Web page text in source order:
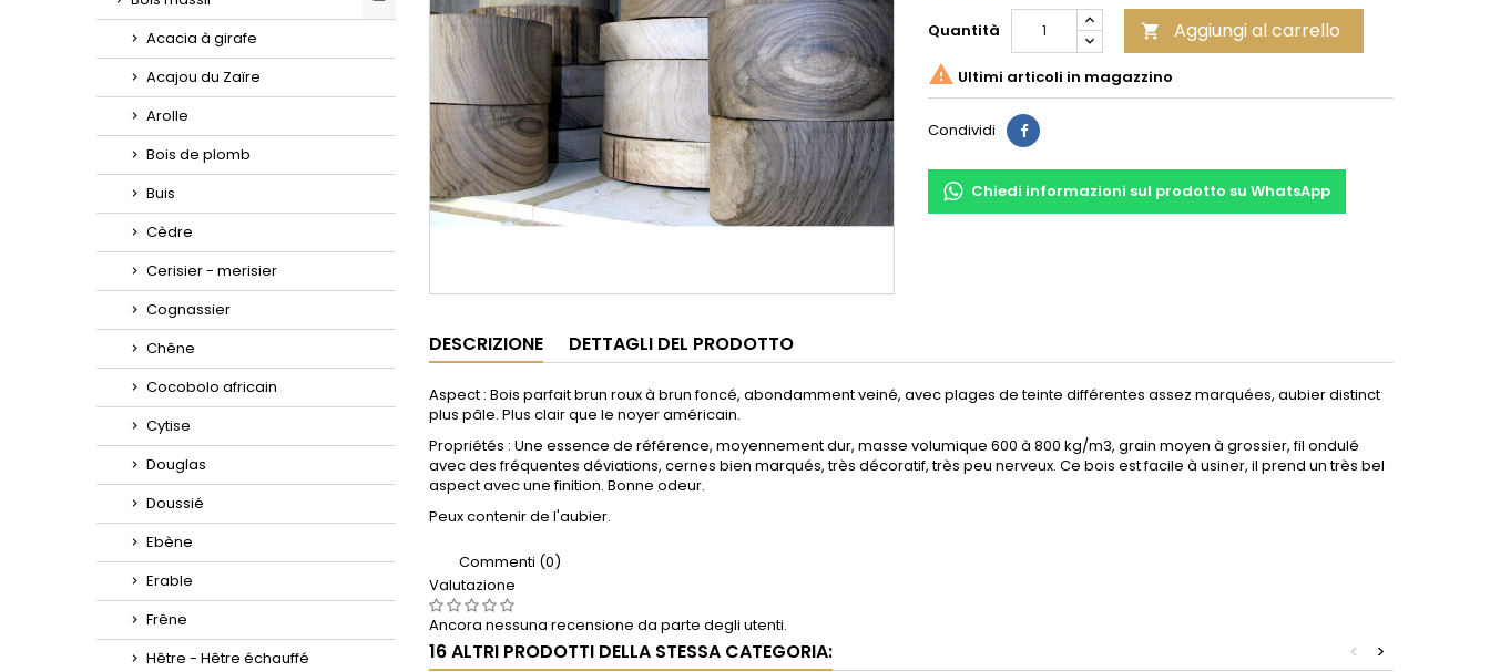
Toggle
Acacia à girafe
Acajou du Zaïre
Arolle
Bois de plomb
Buis
Cèdre
Cerisier - merisier
Cognassier
Chêne
Cocobolo africain
Cytise
Douglas
Doussié
Ebène
Erable
Frêne
Hêtre - Hêtre échauffé
Quantità  Aggiungi al carrello
 Ultimi articoli in magazzino
Condividi Condividi
Chiedi informazioni sul prodotto su WhatsApp
DESCRIZIONE DETTAGLI DEL PRODOTTO
Aspect : Bois parfait brun roux à brun foncé, abondamment veiné, avec plages de teinte différentes assez marquées, aubier distinct
plus pâle. Plus clair que le noyer américain.
Propriétés : Une essence de référence, moyennement dur, masse volumique 600 à 800 kg/m3, grain moyen à grossier, fil ondulé
avec des fréquentes déviations, cernes bien marqués, très décoratif, très peu nerveux. Ce bois est facile à usiner, il prend un très bel
aspect avec une finition. Bonne odeur.
Peux contenir de l'aubier.
Commenti (0)
Valutazione
Ancora nessuna recensione da parte degli utenti.
16 ALTRI PRODOTTI DELLA STESSA CATEGORIA: >
<